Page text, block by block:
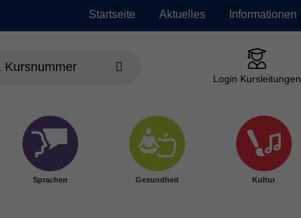
Startseite Aktuelles Informationen
Login Kursleitungen
Sprachen Gesundheit Kultur